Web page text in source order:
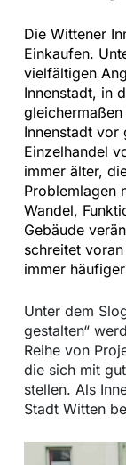
Die Wittener
Einkaufen.
vielfältigen
Innenstadt, in
Innenstadt vor
Einzelhandel
immer älter,
Problemlagen
Wandel,
Gebäude
schreitet
immer
Unter dem
gestalten“
Reihe von
die sich mit
stellen. Als
Stadt Witten